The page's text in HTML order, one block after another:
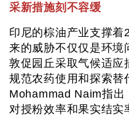
采新措施刻不容缓
印尼的棕油产业支撑
来的威胁不仅仅是环境
敦促园丘采取气候适应
规范农药使用和探索替
Mohammad Naim指出
对授粉效率和果实结